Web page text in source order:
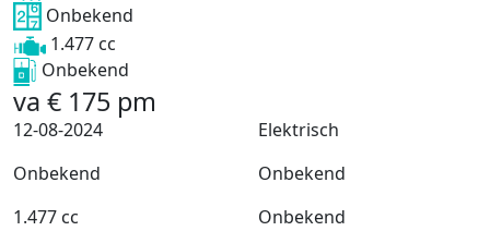
Onbekend
1.477 cc
Onbekend
va € 175 pm
12-08-2024
Elektrisch
Onbekend
Onbekend
1.477 cc
Onbekend